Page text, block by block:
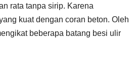
rata tanpa sirip. Karena
kuat dengan coran beton. Oleh
beberapa batang besi ulir